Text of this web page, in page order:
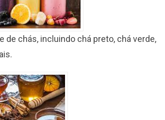
de chás, incluindo chá preto, chá verde,